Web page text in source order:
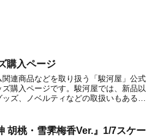
購入ページ
連商品などを取り扱う「駿河屋」公式
購入ページです。駿河屋では、新品以
ズ、ノベルティなどの取扱いもあるの
胡桃・雪霁梅香Ver.』1/7スケー